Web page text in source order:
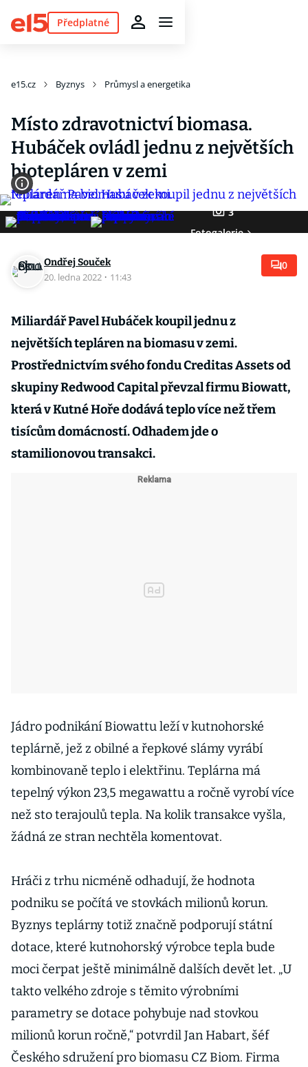
Předplatné
e15.cz Byznys Průmysl a energetika
Místo zdravotnictví biomasa.
Hubáček ovládl jednu z největších
biotepláren v zemi
3
Fotogalerie
Ondřej Souček
20. ledna 2022 · 11:43
0
Miliardář Pavel Hubáček koupil jednu z
největších tepláren na biomasu v zemi.
Prostřednictvím svého fondu Creditas Assets od
skupiny Redwood Capital převzal firmu Biowatt,
která v Kutné Hoře dodává teplo více než třem
tisícům domácností. Odhadem jde o
stamilionovou transakci.
Jádro podnikání Biowattu leží v kutnohorské
teplárně, jež z obilné a řepkové slámy vyrábí
kombinovaně teplo i elektřinu. Teplárna má
tepelný výkon 23,5 megawattu a ročně vyrobí více
než sto terajoulů tepla. Na kolik transakce vyšla,
žádná ze stran nechtěla komentovat.
Hráči z trhu nicméně odhadují, že hodnota
podniku se počítá ve stovkách milionů korun.
Byznys teplárny totiž značně podporují státní
dotace, které kutnohorský výrobce tepla bude
moci čerpat ještě minimálně dalších devět let. „U
takto velkého zdroje s těmito výrobními
parametry se dotace pohybuje nad stovkou
milionů korun ročně,“ potvrdil Jan Habart, šéf
Českého sdružení pro biomasu CZ Biom. Firma